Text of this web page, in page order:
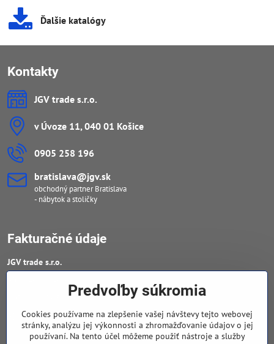
0905 258 196
jgv​@jgv​.sk
Katalógy na stiahnutie
Katalóg nábytku PDF
Ďalšie katalógy
0905 258 196
Predvoľby súkromia
Cookies používame na zlepšenie vašej návštevy tejto webovej
stránky, analýzu jej výkonnosti a zhromažďovanie údajov o jej
používaní. Na tento účel môžeme použiť nástroje a služby